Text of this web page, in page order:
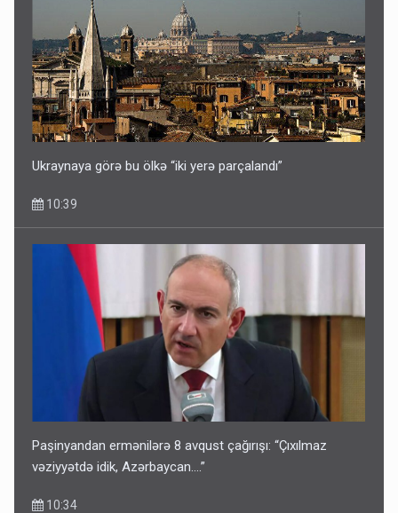
Ukraynaya görə bu ölkə “iki yerə parçalandı”
10:39
Paşinyandan ermənilərə 8 avqust çağırışı: “Çıxılmaz
vəziyyətdə idik, Azərbaycan….”
10:34